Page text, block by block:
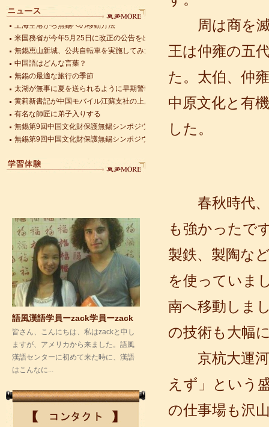
上海空港から無錫への移動方法
米国務省が今年5月25日に改正の公告を出した
無錫恵山新城、公共自転車を実施してみた
中国語はどんな言葉？
無錫の最適な旅行の季節
太湖が無事に夏を送られるように早期警報モニタリングを始めた
黄莉新書記が中国モバイル江蘇支社の上層管理者と面会した
有名な師匠に弟子入りする
無錫第9回中国文化財保護無錫シンポジウムが開催
無錫第9回中国文化財保護無錫シンポジウムが開催
上海空港から無錫への移動方法
無錫恵山新城、公共自転車を実施してみた
語風漢語学員ー赵娜
語風国際教育交流グループ語風漢語セ
ンターの優秀な学生である赵娜さんの
感想： 仕事のニーズで、毎日たくさん
の日本人と接触し、最初は...
語風漢語学員ーzack学員ーzack
皆さん、こんにちは、私はzackと申し
ますが、アメリカから来ました。語風
漢語センターに初めて来た時に、漢語
はこんなに...
周は商を滅
王は仲雍の五
た。太伯、仲
中原文化と有
した。
春秋時代、
も強かったで
製鉄、製陶な
を使っていま
南へ移動しま
の技術も大幅
京杭大運河
えず」という
の仕事場も沢